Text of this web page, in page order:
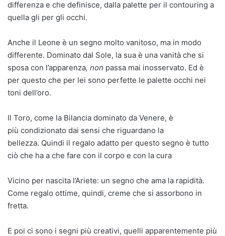
differenza e che definisce, dalla palette per il contouring a
quella gli per gli occhi.
Anche il Leone è un segno molto vanitoso, ma in modo
differente. Dominato dal Sole, la sua è una vanità che si
sposa con l’apparenza, non passa mai inosservato. Ed è
per questo che per lei sono perfette le palette occhi nei
toni dell’oro.
Il Toro, come la Bilancia dominato da Venere, è
più condizionato dai sensi che riguardano la
bellezza. Quindi il regalo adatto per questo segno è tutto
ciò che ha a che fare con il corpo e con la cura
Vicino per nascita l’Ariete: un segno che ama la rapidità.
Come regalo ottime, quindi, creme che si assorbono in
fretta.
E poi ci sono i segni più creativi, quelli apparentemente più